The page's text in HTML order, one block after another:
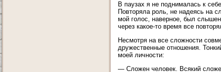
В паузах я не поднималась к
Повторяла роль, не надеясь на
мой голос, наверное, был
через какое-то время все
Несмотря на все сложности
дружественные отношения.
моей личности:
— Сложен человек. Всякий